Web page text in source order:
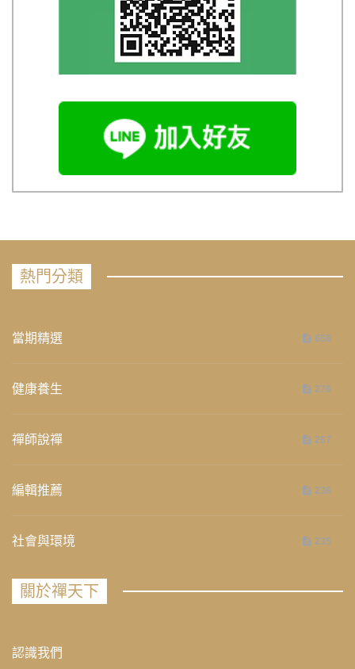
熱門分類
當期精選 658
健康養生 276
禪師說禪 267
編輯推薦 236
社會與環境 235
關於禪天下
認識我們